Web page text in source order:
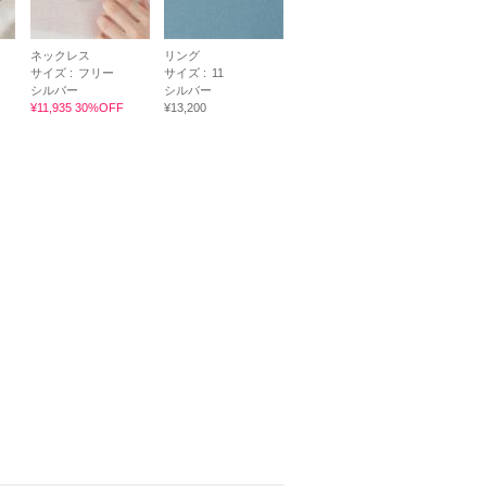
ネックレス
サイズ : フリー
シルバー
¥11,935 30%OFF
リング
サイズ : 11
シルバー
¥13,200